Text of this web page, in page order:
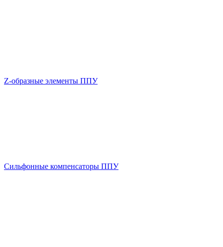
Z-образные элементы ППУ
Сильфонные компенсаторы ППУ